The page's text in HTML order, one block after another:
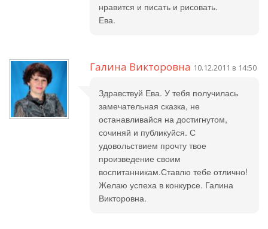
нравится и писать и рисовать.
Ева.
Галина Викторовна 10.12.2011 в 14:50
Здравствуй Ева. У тебя получилась
замечательная сказка, не
останавливайся на достигнутом,
сочиняй и публикуйся. С
удовольствием прочту твое
произведение своим
воспитанникам.Ставлю тебе отлично!
Желаю успеха в конкурсе. Галина
Викторовна.